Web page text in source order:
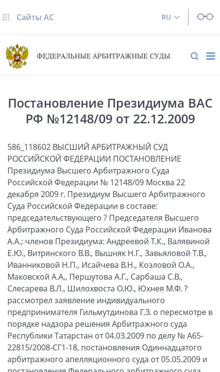
RU
Сайты AC
ФЕДЕРАЛЬНЫЕ АРБИТРАЖНЫЕ СУДЫ
Постановление Президиума ВАС
РФ №12148/09 от 22.12.2009
586_118602 ВЫСШИЙ АРБИТРАЖНЫЙ СУД
РОССИЙСКОЙ ФЕДЕРАЦИИ ПОСТАНОВЛЕНИЕ
Президиума Высшего Арбитражного Суда
Российской Федерации № 12148/09 Москва 22
декабря 2009 г. Президиум Высшего Арбитражного
Суда Российской Федерации в составе:
председательствующего ? Председателя Высшего
Арбитражного Суда Российской Федерации Иванова
А.А.; членов Президиума: Андреевой Т.К., Валявиной
Е.Ю., Витрянского В.В., Вышняк Н.Г., Завьяловой Т.В.,
Иванниковой Н.П., Исайчева В.Н., Козловой О.А.,
Маковской А.А., Першутова А.Г., Сарбаша С.В.,
Слесарева В.Л., Шилохвоста О.Ю., Юхнея М.Ф. ?
рассмотрел заявление индивидуального
предпринимателя Гильмутдинова Г.З. о пересмотре в
порядке надзора решения Арбитражного суда
Республики Татарстан от 04.03.2009 по делу № А65-
22815/2008-СГ1-18, постановления Одиннадцатого
арбитражного апелляционного суда от 05.05.2009 и